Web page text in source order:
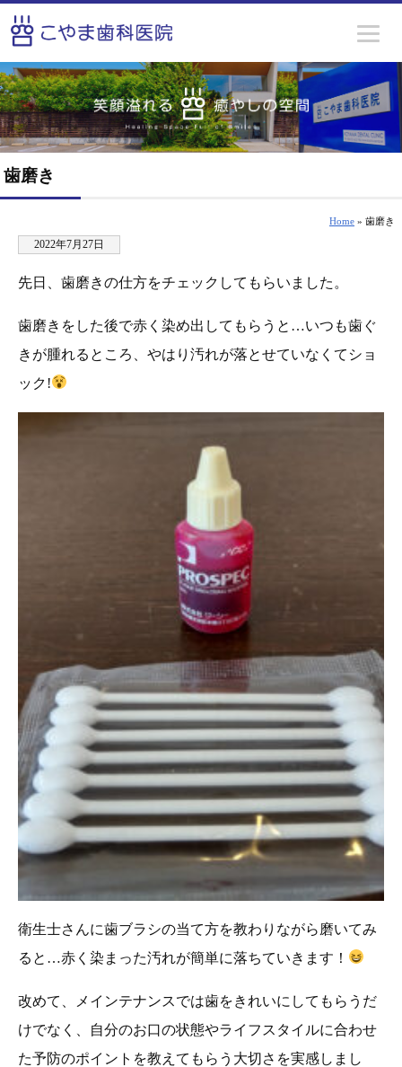
歯磨き
Home » 歯磨き
2022年7月27日
先日、歯磨きの仕方をチェックしてもらいました。
歯磨きをした後で赤く染め出してもらうと…いつも歯ぐ
きが腫れるところ、やはり汚れが落とせていなくてショ
ック!
衛生士さんに歯ブラシの当て方を教わりながら磨いてみ
ると…赤く染まった汚れが簡単に落ちていきます！
改めて、メインテナンスでは歯をきれいにしてもらうだ
けでなく、自分のお口の状態やライフスタイルに合わせ
た予防のポイントを教えてもらう大切さを実感しまし